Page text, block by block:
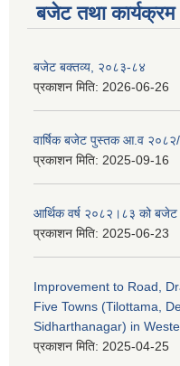
बजेट तथा कार्यक्रम
बजेट बक्तव्य, २०८३-८४
प्रकाशन मिति: 2026-06-26
वार्षिक बजेट पुस्तक आ.व
प्रकाशन मिति: 2025-09-16
आर्थिक वर्ष २०८२।८३ को बजेट
प्रकाशन मिति: 2025-06-23
Improvement to Road,
Five Towns (Tilottama,
Sidharthanagar) in
प्रकाशन मिति: 2025-04-25